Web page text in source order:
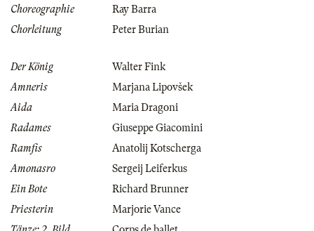
Choreographie
Ray Barra
Chorleitung
Peter Burian
Der König
Walter Fink
Amneris
Marjana Lipovšek
Aida
Maria Dragoni
Radames
Giuseppe Giacomini
Ramfis
Anatolij Kotscherga
Amonasro
Sergeij Leiferkus
Ein Bote
Richard Brunner
Priesterin
Marjorie Vance